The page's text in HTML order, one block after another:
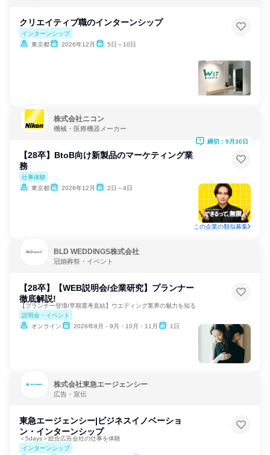
クリエイティブ職のインターンシップ
インターンシップ
東京都
2026年12月 5日～10日
株式会社ニコン
機械・医療機器メーカー
【28卒】BtoB向け新製品のマーケティング業
務
仕事体験
東京都
2026年12月 2日～4日
締切：9月30日
この企業の類似募集
BLD WEDDINGS株式会社
冠婚葬祭・イベント
【28卒】【WEB説明会/企業研究】プランナー
徹底解説!
【プランナー登壇/早期選考直結】ウエディング業界の魅力を知る
説明会・イベント
オンライン
2026年8月・9月・10月・11月 1日
株式会社東急エージェンシー
広告・宣伝
東急エージェンシー|ビジネスイノベーショ
ン・インターンシップ
＜5days＞総合広告会社の仕事を体験
インターンシップ